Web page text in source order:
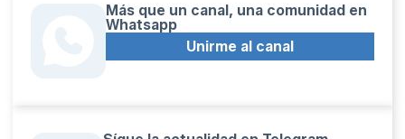
Más que un canal, una comunidad en
Whatsapp
Unirme al canal